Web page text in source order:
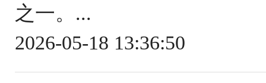
之一。...
2026-05-18 13:36:50